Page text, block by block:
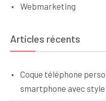
Webmarketing
Articles récents
Coque téléphone
smartphone avec style